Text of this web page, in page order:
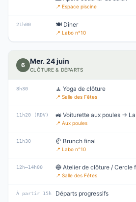
📍 Espace piscine
21h00 🍽️ Dîner
📍 Labo n°10
6 Mer. 24 juin
CLÔTURE & DÉPARTS
8h30 🧘 Yoga de clôture
📍 Salle des Fêtes
11h20 (RDV) 🚜 Voiturette aux poules →
📍 Aux poules
11h30 🥐 Brunch final
📍 Labo n°10
12h–14h00 🔵 Atelier de clôture / Cercle
📍 Salle des Fêtes
À partir 15h Départs progressifs